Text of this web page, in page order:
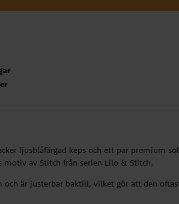
ljusblåfärgad keps och ett par premium
motiv av Stitch från serien Lilo & Stitch.
och är justerbar baktill, vilket gör att den